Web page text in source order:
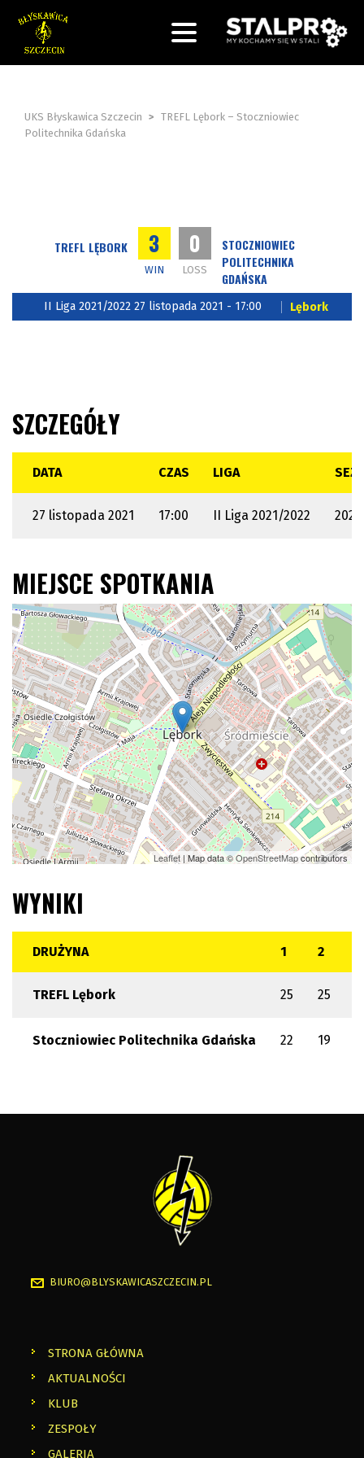
UKS Błyskawica Szczecin >
TREFL Lębork – Stoczniowiec
Politechnika Gdańska
TREFL LĘBORK 3
WIN
0
LOSS
STOCZNIOWIEC
POLITECHNIKA
GDAŃSKA
II Liga 2021/2022 27 listopada 2021 - 17:00 Lębork
SZCZEGÓŁY
DATA CZAS LIGA
27 listopada 2021 17:00 II Liga 2021/2022
MIEJSCE SPOTKANIA
Leaflet | Map data ©OpenStreetMapcontributors
WYNIKI
DRUŻYNA 1 2
TREFL Lębork 25 25
Stoczniowiec Politechnika Gdańska 22 19
BIURO@BLYSKAWICASZCZECIN.PL
STRONA GŁÓWNA
AKTUALNOŚCI
KLUB
ZESPOŁY
GALERIA